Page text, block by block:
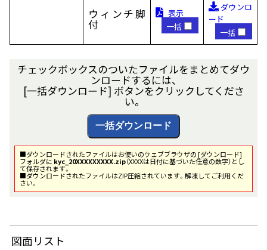
ウィンチ脚
付
表示
一括
ダウンロ
ード
一括
チェックボックスのついたファイルをまとめてダウ
ンロードするには、
[一括ダウンロード] ボタンをクリックしてくださ
い。
■ダウンロードされたファイルはお使いのウェブブラウザの [ダウンロード]
フォルダに kyc_20XXXXXXXXX.zip（XXXXは日付に基づいた任意の数字）とし
て保存されます。
■ダウンロードされたファイルはZIP圧縮されています。解凍してご利用くだ
さい。
図面リスト